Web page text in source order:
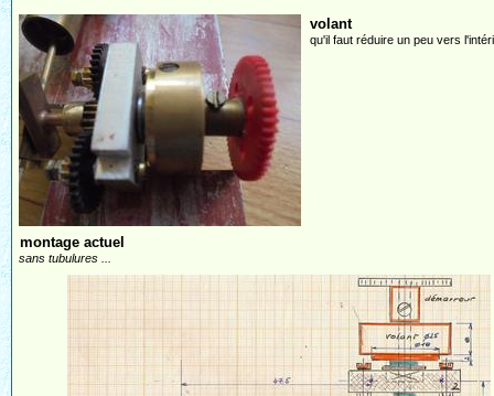
volant
qu'il faut réduire un peu vers
montage actuel
sans tubulures ...